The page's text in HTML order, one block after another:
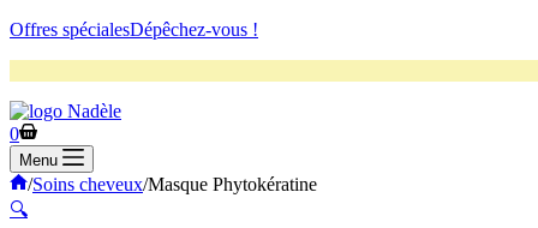
Offres spécialesDépêchez-vous !
0
Menu
/Soins cheveux/Masque Phytokératine
🔍